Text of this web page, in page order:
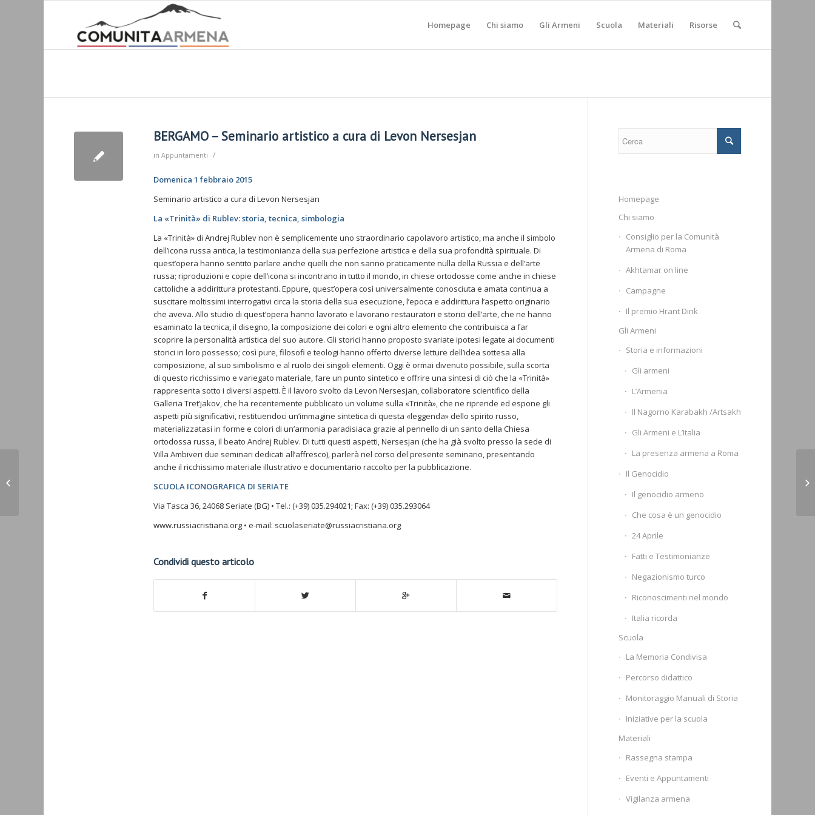
Homepage Chi siamo Gli Armeni Scuola Materiali Risorse
BERGAMO – Seminario artistico a cura di Levon Nersesjan
in Appuntamenti /
Domenica 1 febbraio 2015
Seminario artistico a cura di Levon Nersesjan
La «Trinità» di Rublev: storia, tecnica, simbologia
La «Trinità» di Andrej Rublev non è semplicemente uno straordinario capolavoro artistico, ma anche il simbolo
dell’icona russa antica, la testimonianza della sua perfezione artistica e della sua profondità spirituale. Di
quest’opera hanno sentito parlare anche quelli che non sanno praticamente nulla della Russia e dell’arte
russa; riproduzioni e copie dell’icona si incontrano in tutto il mondo, in chiese ortodosse come anche in chiese
cattoliche a addirittura protestanti. Eppure, quest’opera così universalmente conosciuta e amata continua a
suscitare moltissimi interrogativi circa la storia della sua esecuzione, l’epoca e addirittura l’aspetto originario
che aveva. Allo studio di quest’opera hanno lavorato e lavorano restauratori e storici dell’arte, che ne hanno
esaminato la tecnica, il disegno, la composizione dei colori e ogni altro elemento che contribuisca a far
scoprire la personalità artistica del suo autore. Gli storici hanno proposto svariate ipotesi legate ai documenti
storici in loro possesso; così pure, filosofi e teologi hanno offerto diverse letture dell’idea sottesa alla
composizione, al suo simbolismo e al ruolo dei singoli elementi. Oggi è ormai divenuto possibile, sulla scorta
di questo ricchissimo e variegato materiale, fare un punto sintetico e offrire una sintesi di ciò che la «Trinità»
rappresenta sotto i diversi aspetti. È il lavoro svolto da Levon Nersesjan, collaboratore scientifico della
Galleria Tret’jakov, che ha recentemente pubblicato un volume sulla «Trinità», che ne riprende ed espone gli
aspetti più significativi, restituendoci un’immagine sintetica di questa «leggenda» dello spirito russo,
materializzatasi in forme e colori di un’armonia paradisiaca grazie al pennello di un santo della Chiesa
ortodossa russa, il beato Andrej Rublev. Di tutti questi aspetti, Nersesjan (che ha già svolto presso la sede di
Villa Ambiveri due seminari dedicati all’affresco), parlerà nel corso del presente seminario, presentando
anche il ricchissimo materiale illustrativo e documentario raccolto per la pubblicazione.
SCUOLA ICONOGRAFICA DI SERIATE
Via Tasca 36, 24068 Seriate (BG) • Tel.: (+39) 035.294021; Fax: (+39) 035.293064
www.russiacristiana.org • e-mail: scuolaseriate@russiacristiana.org
Condividi questo articolo
Homepage
Chi siamo
Consiglio per la Comunità
Armena di Roma
Akhtamar on line
Campagne
Il premio Hrant Dink
Gli Armeni
Storia e informazioni
Gli armeni
L’Armenia
Il Nagorno Karabakh /Artsakh
Gli Armeni e L’Italia
La presenza armena a Roma
Il Genocidio
Il genocidio armeno
Che cosa è un genocidio
24 Aprile
Fatti e Testimonianze
Negazionismo turco
Riconoscimenti nel mondo
Italia ricorda
Scuola
La Memoria Condivisa
Percorso didattico
Monitoraggio Manuali di Storia
Iniziative per la scuola
Materiali
Rassegna stampa
Eventi e Appuntamenti
Vigilanza armena